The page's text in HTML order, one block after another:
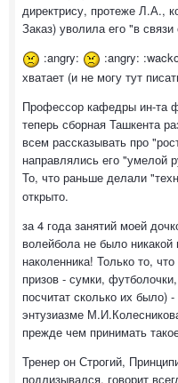
директрису, протеже Л.А.,
Заказ) уволила его "в
:angry:
:angry:
хватает (и не могу тут
Профессор кафедры ин-та
теперь сборная Ташкента
всем рассказывать про
направлялись его "умелой
То, что раньше делали
открыто.
за 4 года занятий моей
волейбола не было
наколенника! Только то,
призов - сумки,
посчитат сколько их было)
энтузиазме
прежде чем принимать
Тренер он Строгий,
подлизывался, говорит